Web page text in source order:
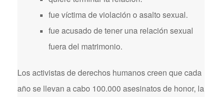
fue víctima de violación o asalto sexual.
fue acusado de tener una relación sexual
fuera del matrimonio.
Los activistas de derechos humanos creen que cada
año se llevan a cabo 100.000 asesinatos de honor, la